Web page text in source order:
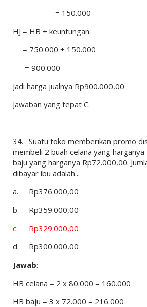
= 150.000
HJ = HB + keuntungan
= 750.000 + 150.000
= 900.000
Jadi harga jualnya Rp900.000,00
Jawaban yang tepat C.
34. Suatu toko memberikan promo
membeli 2 buah celana yang
baju yang harganya Rp72.000,00.
dibayar ibu adalah...
a.
Rp376.000,00
b.
Rp359.000,00
c.
Rp329.000,00
d.
Rp300.000,00
Jawab:
HB celana = 2 x 80.000 = 160.000
HB baju = 3 x 72.000 = 216.000